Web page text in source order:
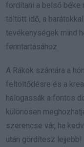
fordítani a belső béke
töltött idő, a
tevékenységek mind
fenntartásához.
A Rákok számára a
feltöltődésre és a
halogassák a fontos
különösen
szerencse vár, ha
után gördítesz lejjebb!